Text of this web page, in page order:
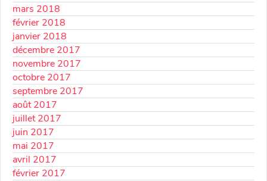
mars 2018
février 2018
janvier 2018
décembre 2017
novembre 2017
octobre 2017
septembre 2017
août 2017
juillet 2017
juin 2017
mai 2017
avril 2017
février 2017